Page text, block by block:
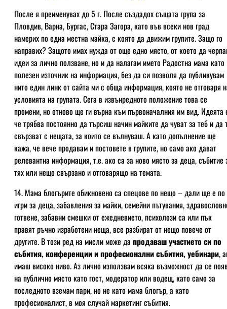
После я преименувах до 5 г. После създадох същата група за
Пловдив, Варна, Бургас, Стара Загора, като във всеки нов град
намерих по една местна майка, с която да движим групите. Защо го
направих? Защото имах нужда от още едно място, от което да
идеи за лично ползване, но и да налагам името Радостна мама като
полезен източник на информация, без да си позволя да публикувам
нито един линк от сайта ми с обща информация, която не отговаря
условията на групата. Сега в извънредното положение това се
промени, но отново ще ги върна към първоначалния им вид. Идеята
че трябва постоянно да търсиш начин майките да чуват за теб и да
свързват с нещата, за които се вълнуваш. А като допълнение ще
кажа, че вече продавам и постовете в групите, но само ако дават
релевантна информация, т.е. ако са за ново място за деца, събитие
тях или нещо свързано и отговарящо на темата.
14. Мама блогърите обикновено са спецове по нещо – дали ще е по
игри за деца, забавления за майки, семейни пътувания,
готвене, забавни смешки от ежедневието, психолози са или пък
правят ръчно изработени неща, все разбират от нещо повече от
другите. В този ред на мисли може да продаваш участието си по
събития, конференции и професионални събития, уебинари,
имаш високо ниво. Аз лично използвам всяка възможност да се
на публично място като гост, модератор или водещ, като само за
последното вземам пари, но не като мама блогър, а като
професионалист, в моя случай маркетинг събития.